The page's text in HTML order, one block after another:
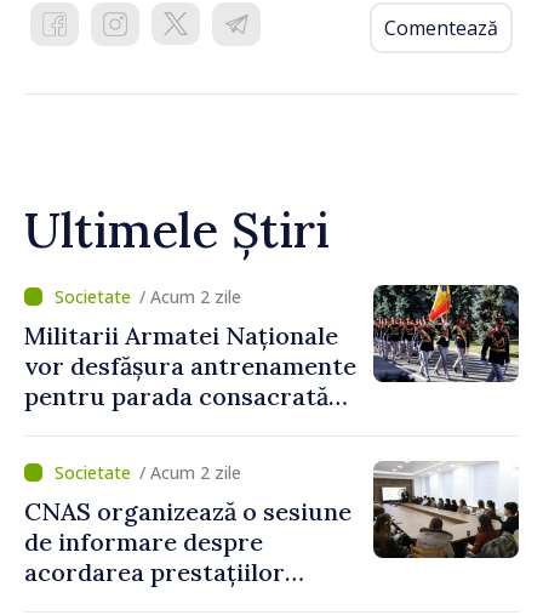
Comentează
Ultimele Știri
/ Acum 2 zile
Militarii Armatei Naționale
vor desfășura antrenamente
pentru parada consacrată
/ Acum 2 zile
CNAS organizează o sesiune
de informare despre
acordarea prestațiilor